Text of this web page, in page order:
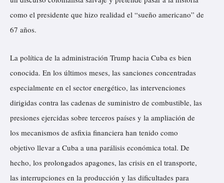
como el presidente que hizo realidad el “sueño americano” de
67 años.
La política de la administración Trump hacia Cuba es bien
conocida. En los últimos meses, las sanciones concentradas
especialmente en el sector energético, las intervenciones
dirigidas contra las cadenas de suministro de combustible, las
presiones ejercidas sobre terceros países y la ampliación de
los mecanismos de asfixia financiera han tenido como
objetivo llevar a Cuba a una parálisis económica total. De
hecho, los prolongados apagones, las crisis en el transporte,
las interrupciones en la producción y las dificultades para